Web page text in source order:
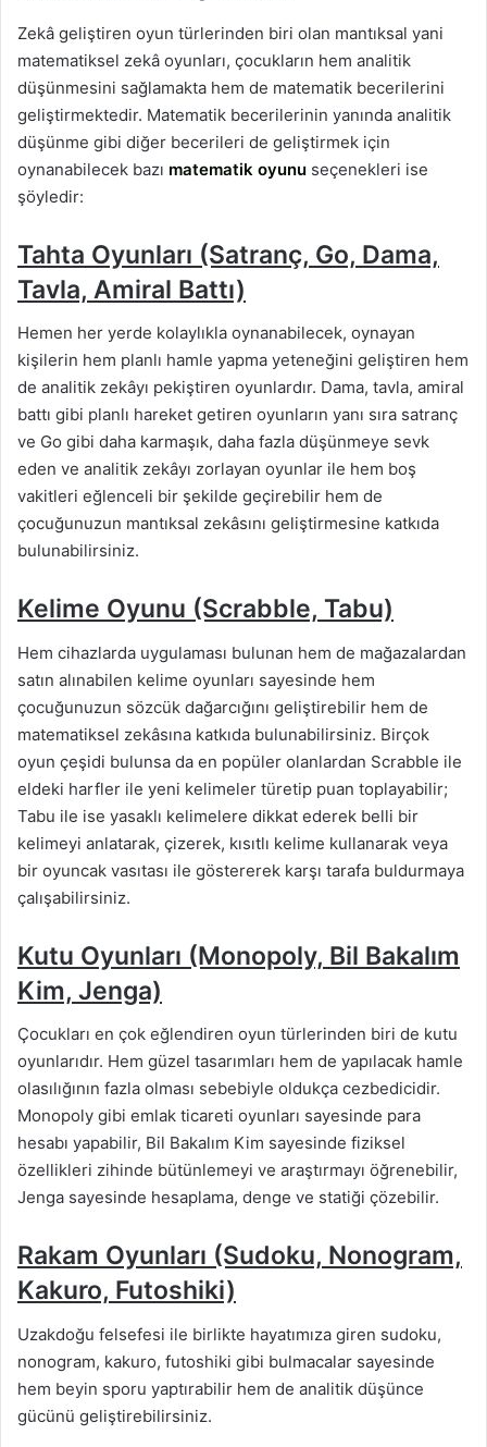
Zekâ geliştiren oyun türlerinden biri olan mantıksal yani
matematiksel zekâ oyunları, çocukların hem analitik
düşünmesini sağlamakta hem de matematik becerilerini
geliştirmektedir. Matematik becerilerinin yanında analitik
düşünme gibi diğer becerileri de geliştirmek için
oynanabilecek bazı matematik oyunu seçenekleri ise
şöyledir:
Tahta Oyunları (Satranç, Go, Dama,
Tavla, Amiral Battı)
Hemen her yerde kolaylıkla oynanabilecek, oynayan
kişilerin hem planlı hamle yapma yeteneğini geliştiren hem
de analitik zekâyı pekiştiren oyunlardır. Dama, tavla, amiral
battı gibi planlı hareket getiren oyunların yanı sıra satranç
ve Go gibi daha karmaşık, daha fazla düşünmeye sevk
eden ve analitik zekâyı zorlayan oyunlar ile hem boş
vakitleri eğlenceli bir şekilde geçirebilir hem de
çocuğunuzun mantıksal zekâsını geliştirmesine katkıda
bulunabilirsiniz.
Kelime Oyunu (Scrabble, Tabu)
Hem cihazlarda uygulaması bulunan hem de mağazalardan
satın alınabilen kelime oyunları sayesinde hem
çocuğunuzun sözcük dağarcığını geliştirebilir hem de
matematiksel zekâsına katkıda bulunabilirsiniz. Birçok
oyun çeşidi bulunsa da en popüler olanlardan Scrabble ile
eldeki harfler ile yeni kelimeler türetip puan toplayabilir;
Tabu ile ise yasaklı kelimelere dikkat ederek belli bir
kelimeyi anlatarak, çizerek, kısıtlı kelime kullanarak veya
bir oyuncak vasıtası ile göstererek karşı tarafa buldurmaya
çalışabilirsiniz.
Kutu Oyunları (Monopoly, Bil Bakalım
Kim, Jenga)
Çocukları en çok eğlendiren oyun türlerinden biri de kutu
oyunlarıdır. Hem güzel tasarımları hem de yapılacak hamle
olasılığının fazla olması sebebiyle oldukça cezbedicidir.
Monopoly gibi emlak ticareti oyunları sayesinde para
hesabı yapabilir, Bil Bakalım Kim sayesinde fiziksel
özellikleri zihinde bütünlemeyi ve araştırmayı öğrenebilir,
Jenga sayesinde hesaplama, denge ve statiği çözebilir.
Rakam Oyunları (Sudoku, Nonogram,
Kakuro, Futoshiki)
Uzakdoğu felsefesi ile birlikte hayatımıza giren sudoku,
nonogram, kakuro, futoshiki gibi bulmacalar sayesinde
hem beyin sporu yaptırabilir hem de analitik düşünce
gücünü geliştirebilirsiniz.